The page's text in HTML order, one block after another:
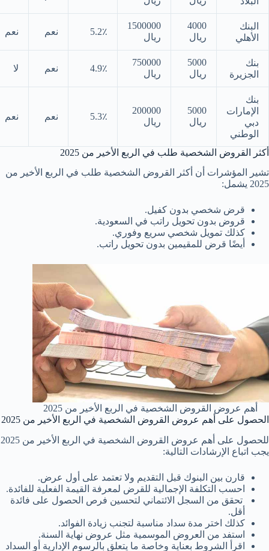
البنك
الأهلي
4000
ريال
1500000
ريال
5.2٪ نعم نعم
بنك
الجزيرة
5000
ريال
750000
ريال
4.9٪ نعم لا
بنك
الإمارات
دبي
الوطني
5000
ريال
200000
ريال
5.3٪ نعم نعم
أكثر القروض الشخصية طلب في الربع الأخير من 2025
تشير المؤشرات أن أكثر القروض الشخصية طلب في الربع الأخير من
2025 يشمل:
قرض شخصي بدون كفيل.
قروض بدون تحويل راتب في السعودية.
كذلك تمويل شخصي سريع وفوري.
أيضًا قرض للمقيمين بدون تحويل راتب.
⁩أهم عروض القروض الشخصية في الربع الأخير من 2025
الحصول على ⁩أهم عروض القروض الشخصية في الربع الأخير من 2025
للحصول على أهم عروض القروض الشخصية في الربع الأخير من 2025
يجب اتباع الإرشادات التالية:
قارن بين البنوك قبل التقديم ولا تعتمد على أول عرض.
احسب التكلفة الإجمالية للقرض لمعرفة القيمة الفعلية للفائدة.
تحقق من السجل الائتماني لتحسين فرص الحصول على فائدة
أقل.
كذلك اختر مدة سداد مناسبة لتجنب زيادة الفوائد.
استفد من العروض الموسمية مثل عروض نهاية السنة.
اقرأ الشروط بعناية وخاصة ما يتعلق بالرسوم الإدارية أو السداد